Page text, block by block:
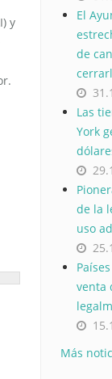
y
El
de
Las
York
de la
uso
venta
Más